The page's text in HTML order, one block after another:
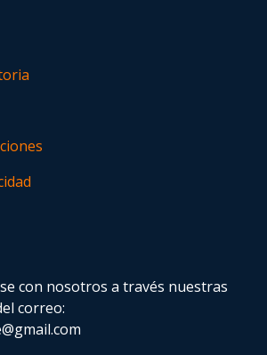
con nosotros a través nuestras
correo: